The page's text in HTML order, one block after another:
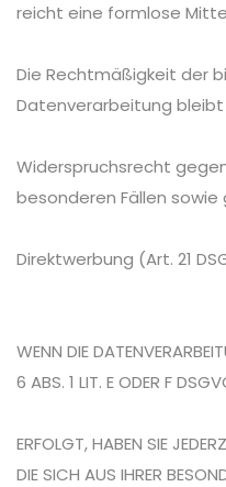
reicht eine formlose
Die Rechtmäßigkeit der
Datenverarbeitung
Widerspruchsrecht
besonderen Fällen sowie
Direktwerbung (Art. 21
WENN DIE
6 ABS. 1 LIT. E ODER F
ERFOLGT, HABEN SIE
DIE SICH AUS IHRER